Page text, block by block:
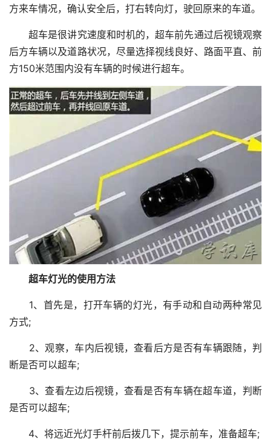
方来车情况，确认安全后，打右转向灯，驶回原来的车道。
超车是很讲究速度和时机的，超车前先通过后视镜观察
后方车辆以及道路状况，尽量选择视线良好、路面平直、前
方150米范围内没有车辆的时候进行超车。
超车灯光的使用方法
1、首先是，打开车辆的灯光，有手动和自动两种常见
方式;
2、观察，车内后视镜，查看后方是否有车辆跟随，判
断是否可以超车;
3、查看左边后视镜，查看是否有车辆在超车道，判断
是否可以超车;
4、将远近光灯手杆前后拨几下，提示前车，准备超车;